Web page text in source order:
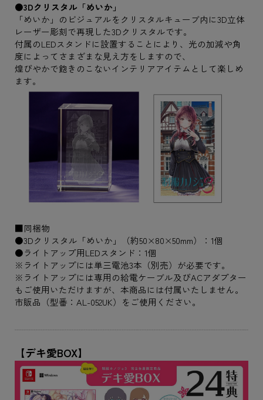
●3Dクリスタル「めいか」
「めいか」のビジュアルをクリスタルキューブ内に3D立体
レーザー彫刻で再現した3Dクリスタルです。
付属のLEDスタンドに設置することにより、光の加減や角
度によってさまざまな見え方をしますので、
煌びやかで飽きのこないインテリアアイテムとして楽しめ
ます。
■同梱物
●3Dクリスタル「めいか」（約50×80×50mm）：1個
●ライトアップ用LEDスタンド：1個
※ライトアップには単三電池3本（別売）が必要です。
※ライトアップには専用の給電ケーブル及びACアダプター
もご使用いただけますが、本商品には付属いたしません。
市販品（型番：AL-052UK）をご使用ください。
【デキ愛BOX】